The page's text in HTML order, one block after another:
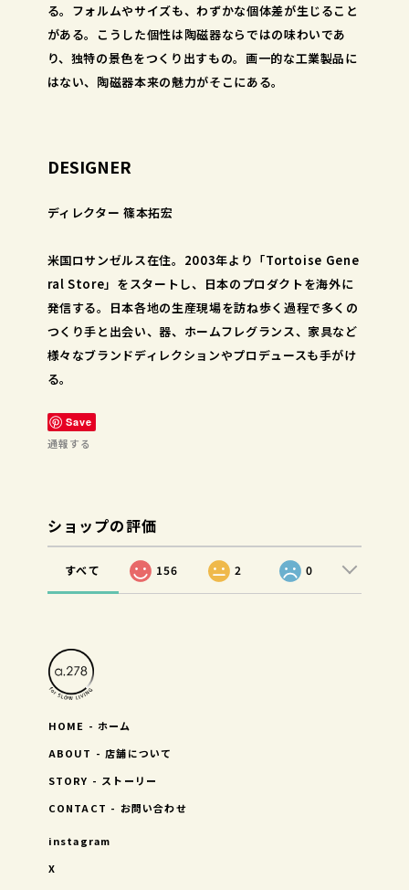
る。フォルムやサイズも、わずかな個体差が生じること
がある。こうした個性は陶磁器ならではの味わいであ
り、独特の景色をつくり出すもの。画一的な工業製品に
はない、陶磁器本来の魅力がそこにある。
DESIGNER
ディレクター 篠本拓宏
米国ロサンゼルス在住。2003年より「Tortoise Gene
ral Store」をスタートし、日本のプロダクトを海外に
発信する。日本各地の生産現場を訪ね歩く過程で多くの
つくり手と出会い、器、ホームフレグランス、家具など
様々なブランドディレクションやプロデュースも手がけ
る。
Save
通報する
ショップの評価
すべて 156 2 0
HOME - ホーム
ABOUT - 店舗について
STORY - ストーリー
CONTACT - お問い合わせ
instagram
X